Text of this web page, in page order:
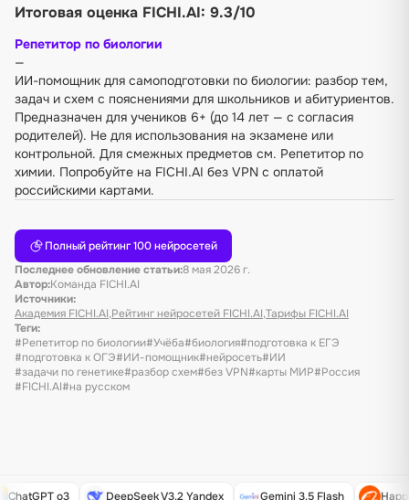
Итоговая оценка FICHI.AI: 9.3/10
Репетитор по биологии
—
ИИ-помощник для самоподготовки по биологии: разбор тем,
задач и схем с пояснениями для школьников и абитуриентов.
Предназначен для учеников 6+ (до 14 лет — с согласия
родителей). Не для использования на экзамене или
контрольной. Для смежных предметов см. Репетитор по
химии. Попробуйте на FICHI.AI без VPN с оплатой
российскими картами.
Полный рейтинг 100 нейросетей
Последнее обновление статьи:8 мая 2026 г.
Автор:Команда FICHI.AI
Источники:
Академия FICHI.AI,Рейтинг нейросетей FICHI.AI,Тарифы FICHI.AI
Теги:
#Репетитор по биологии#Учёба#биология#подготовка к ЕГЭ
#подготовка к ОГЭ#ИИ-помощник#нейросеть#ИИ
#задачи по генетике#разбор схем#без VPN#карты МИР#Россия
#FICHI.AI#на русском
ChatGPT o3 DeepSeek V3.2 Yandex Gemini 3.5 Flash